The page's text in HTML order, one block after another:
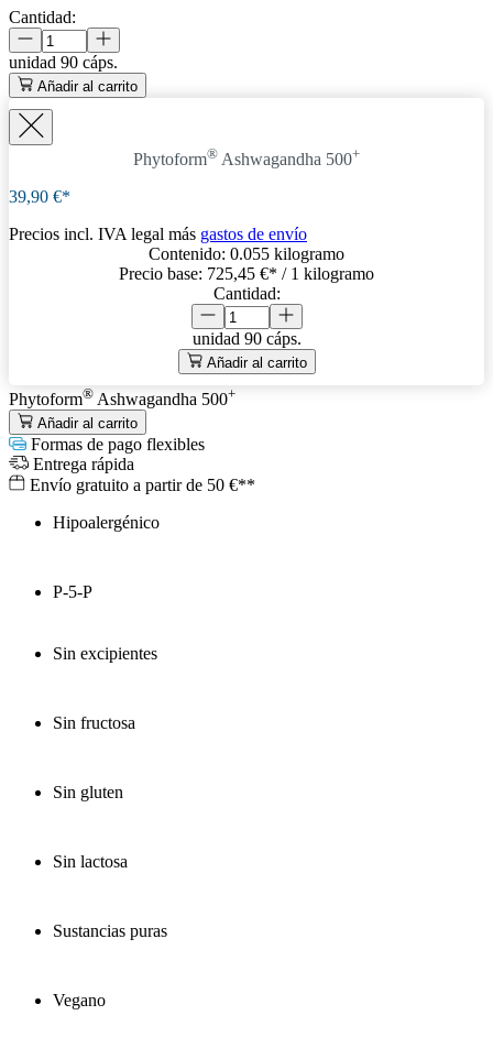
Cantidad:
unidad 90 cáps.
Añadir al carrito
Phytoform® Ashwagandha 500+
39,90 €*
Precios incl. IVA legal más gastos de envío
Contenido: 0.055 kilogramo
Precio base: 725,45 €* / 1 kilogramo
Cantidad:
unidad 90 cáps.
Añadir al carrito
Phytoform® Ashwagandha 500+
Añadir al carrito
Formas de pago flexibles
Entrega rápida
Envío gratuito a partir de 50 €**
Hipoalergénico
P-5-P
Sin excipientes
Sin fructosa
Sin gluten
Sin lactosa
Sustancias puras
Vegano